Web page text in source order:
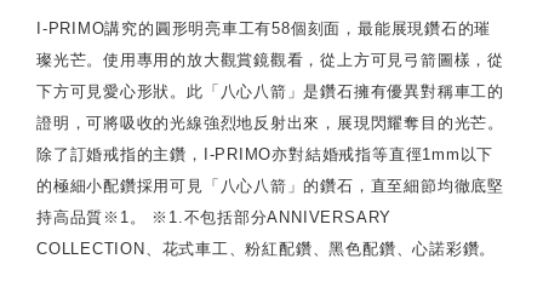
I-PRIMO講究的圓形明亮車工有58個刻面，最能展現鑽石的璀
璨光芒。使用專用的放大觀賞鏡觀看，從上方可見弓箭圖樣，從
下方可見愛心形狀。此「八心八箭」是鑽石擁有優異對稱車工的
證明，可將吸收的光線強烈地反射出來，展現閃耀奪目的光芒。
除了訂婚戒指的主鑽，I-PRIMO亦對結婚戒指等直徑1mm以下
的極細小配鑽採用可見「八心八箭」的鑽石，直至細節均徹底堅
持高品質※1。 ※1.不包括部分ANNIVERSARY
COLLECTION、花式車工、粉紅配鑽、黑色配鑽、心諾彩鑽。